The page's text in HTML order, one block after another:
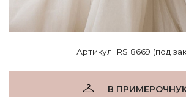
Артикул: RS 8669 (под
В